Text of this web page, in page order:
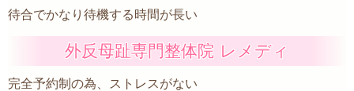
待合でかなり待機する時間が長い
外反母趾専門整体院 レメディ
完全予約制の為、ストレスがない